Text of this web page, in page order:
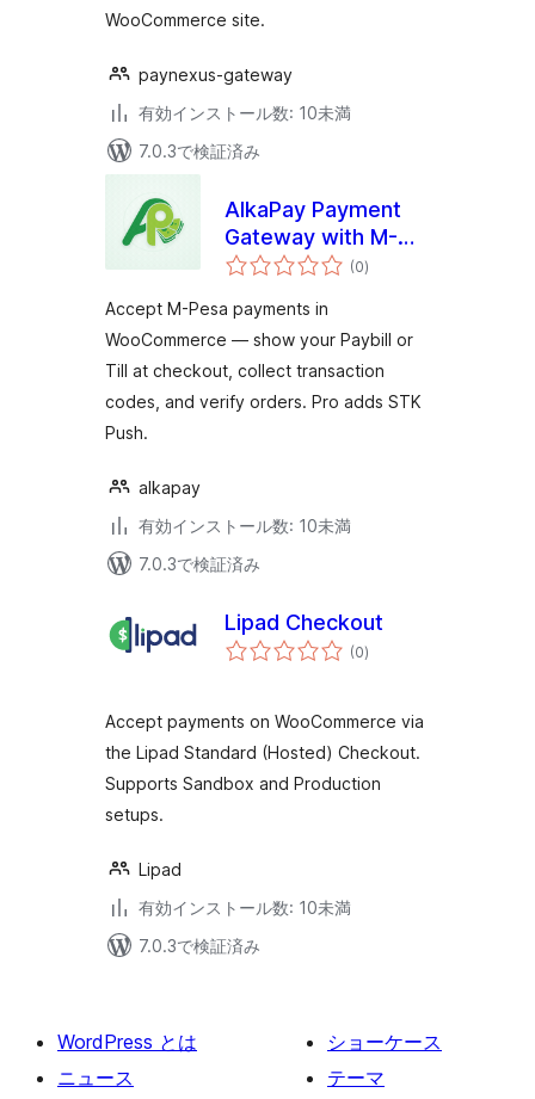
WooCommerce site.
paynexus-gateway
有効インストール数: 10未満
7.0.3で検証済み
AlkaPay Payment
Gateway with M-
Pesa for
(0個
の)
Accept M-Pesa payments in
WooCommerce — show your Paybill or
Till at checkout, collect transaction
codes, and verify orders. Pro adds STK
Push.
alkapay
有効インストール数: 10未満
7.0.3で検証済み
Lipad Checkout
(0個
の)
Accept payments on WooCommerce via
the Lipad Standard (Hosted) Checkout.
Supports Sandbox and Production
setups.
Lipad
有効インストール数: 10未満
7.0.3で検証済み
WordPress とは
ニュース
ショーケース
テーマ